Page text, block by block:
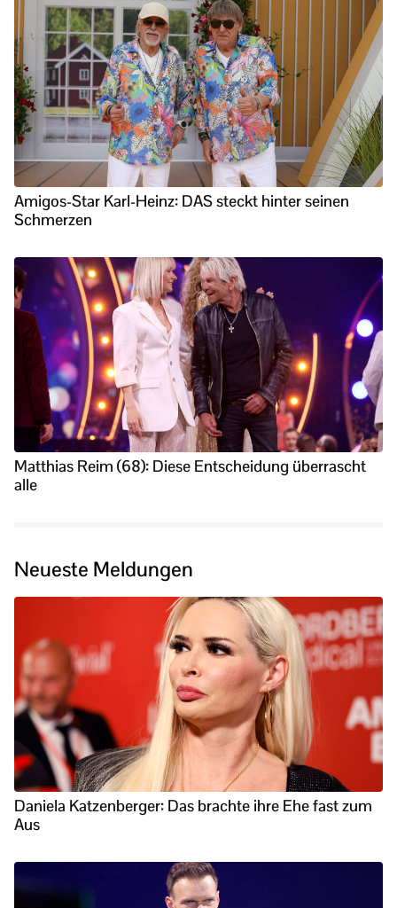
Amigos-Star Karl-Heinz: DAS steckt hinter seinen
Schmerzen
Matthias Reim (68): Diese Entscheidung überrascht
alle
Neueste Meldungen
Daniela Katzenberger: Das brachte ihre Ehe fast zum
Aus